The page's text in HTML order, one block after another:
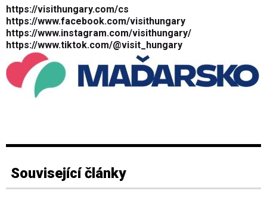
https://visithungary.com/cs
https://www.facebook.com/visithungary
https://www.instagram.com/visithungary/
https://www.tiktok.com/@visit_hungary
Související články